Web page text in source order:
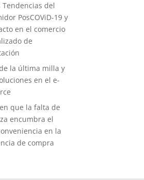
Tendencias del
PosCOViD-19 y
en el comercio
de
la última milla y
en el e-
que la falta de
encumbra el
en la
de compra